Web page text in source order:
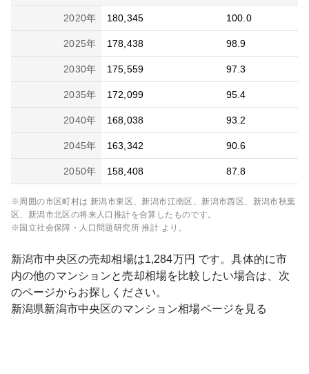
2020年 180,345 100.0
2025年 178,438 98.9
2030年 175,559 97.3
2035年 172,099 95.4
2040年 168,038 93.2
2045年 163,342 90.6
2050年 158,408 87.8
※周囲の市区町村は 新潟市東区、新潟市江南区、新潟市西区、新潟市秋葉
区、新潟市北区の将来人口推計を合算したものです。
※国立社会保障・人口問題研究所 推計 より。
新潟市中央区の売却相場は1,284万円 です。具体的に市
内の他のマンションと売却相場を比較したい場合は、次
のページからお探しください。
新潟県新潟市中央区のマンション相場ページを見る